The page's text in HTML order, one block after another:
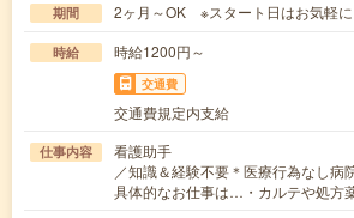
期間 2ヶ月～OK ※スタート日はお気軽に
時給 時給1200円～
交通費
交通費規定内支給
仕事内容
看護助手
／知識＆経験不要＊医療行為なし
具体的なお仕事は…・カルテや処方